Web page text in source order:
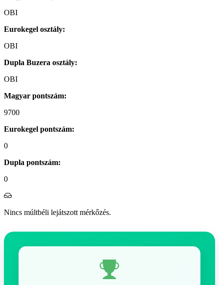
OBI
Eurokegel osztály:
OBI
Dupla Buzera osztály:
OBI
Magyar pontszám:
9700
Eurokegel pontszám:
0
Dupla pontszám:
0
Nincs múltbéli lejátszott mérkőzés.